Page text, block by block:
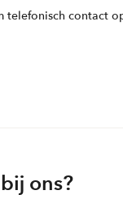
telefonisch contact
ons?